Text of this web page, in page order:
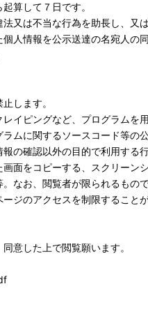
算して７日です。
又は不当な行為を助長し、
人情報を公示送達の名宛人の
します。
ピングなど、プログラムを
に関するソースコード等の
確認以外の目的で利用する
をコピーする、スクリーン
なお、閲覧者が限られるもの
ジのアクセスを制限すること
意した上で閲覧願います。